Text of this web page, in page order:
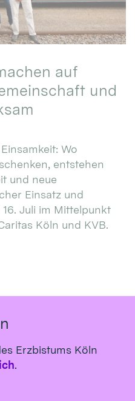
auf
und
Wo
entstehen
und neue
Einsatz und
Juli im Mittelpunkt
Köln und KVB.
Erzbistums Köln
.